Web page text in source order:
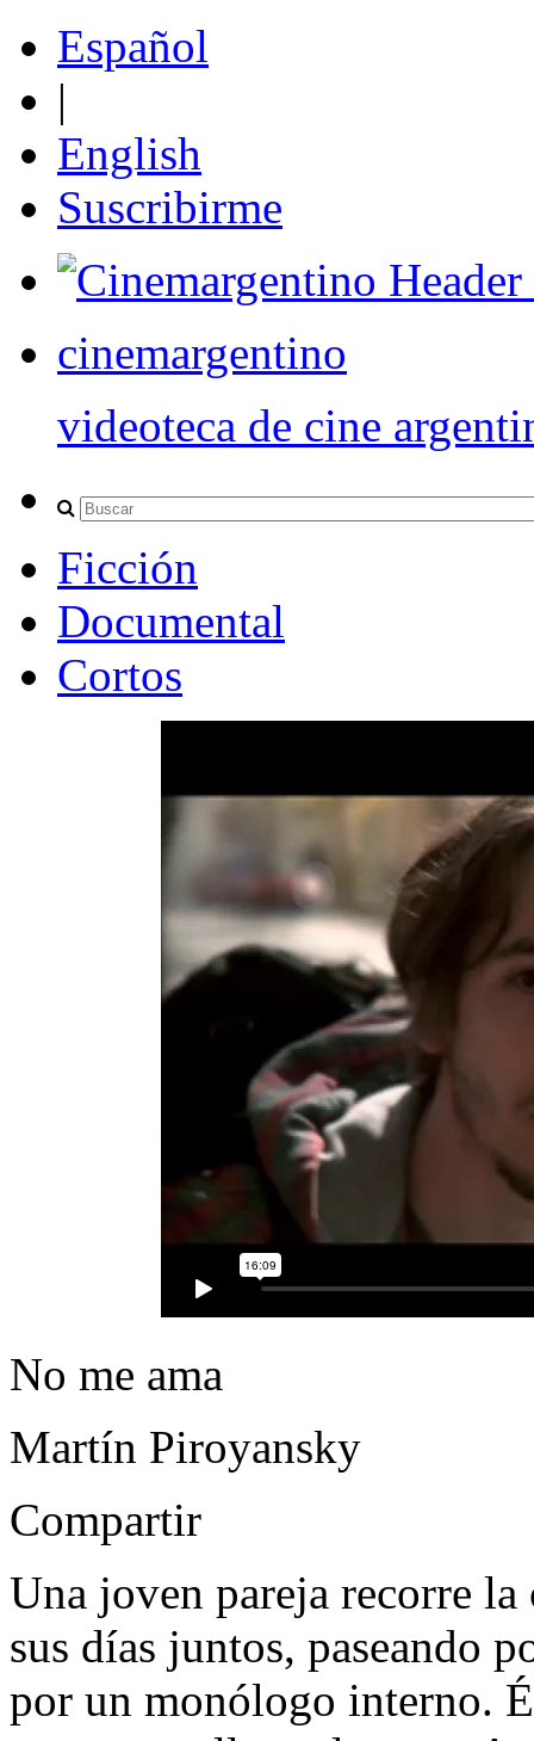
Español
|
English
Suscribirme
cinemargentino
videoteca de cine
Ficción
Documental
Cortos
No me ama
Martín Piroyansky
Compartir
Una joven pareja recorre la
sus días juntos, paseando
por un monólogo interno.